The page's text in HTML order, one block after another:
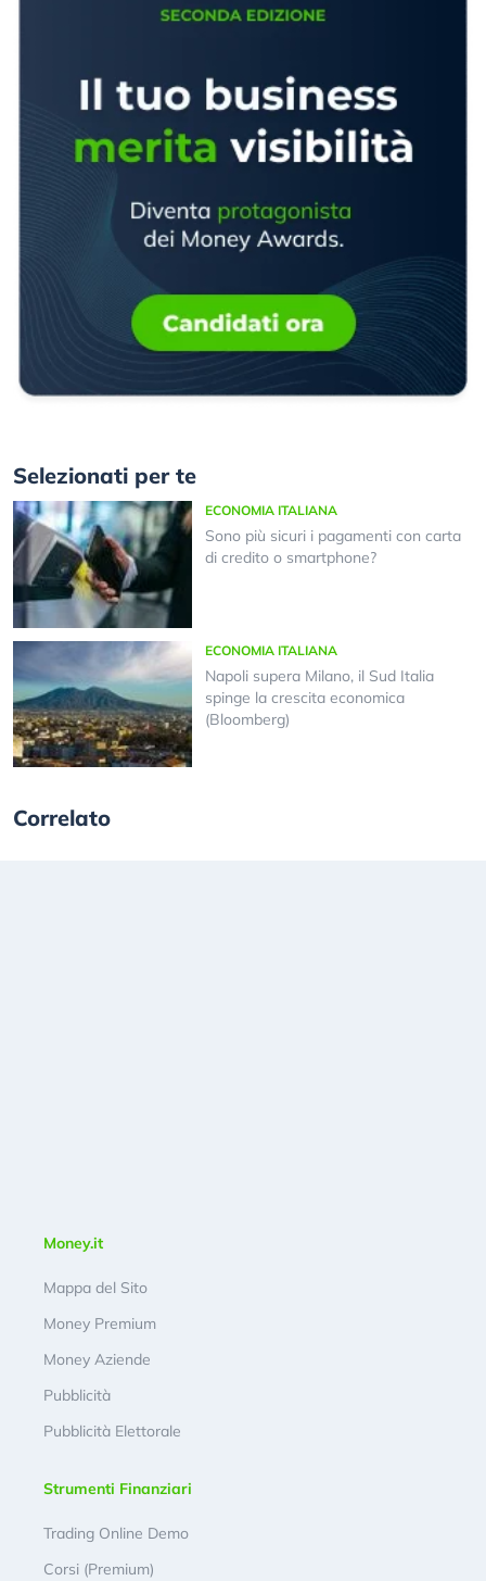
Selezionati per te
ECONOMIA ITALIANA
Sono più sicuri i pagamenti con carta
di credito o smartphone?
ECONOMIA ITALIANA
Napoli supera Milano, il Sud Italia
spinge la crescita economica
(Bloomberg)
Correlato
Money.it
Mappa del Sito
Money Premium
Money Aziende
Pubblicità
Pubblicità Elettorale
Strumenti Finanziari
Trading Online Demo
Corsi (Premium)